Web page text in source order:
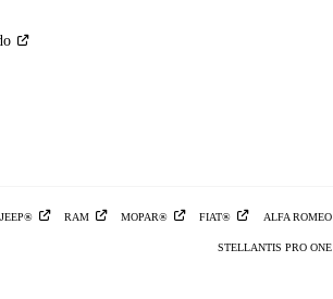
JEEP® RAM MOPAR® FIAT® ALFAROMEO
STELLANTIS PRO ONE